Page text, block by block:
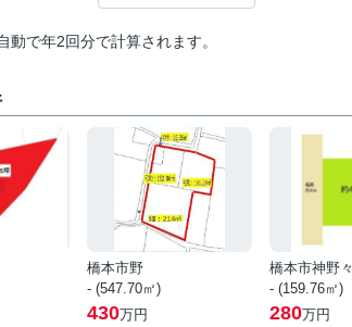
動で年2回分で計算されます。
橋本市野
- (547.70㎡)
430万円
橋本市神野々
- (159.76㎡)
280万円